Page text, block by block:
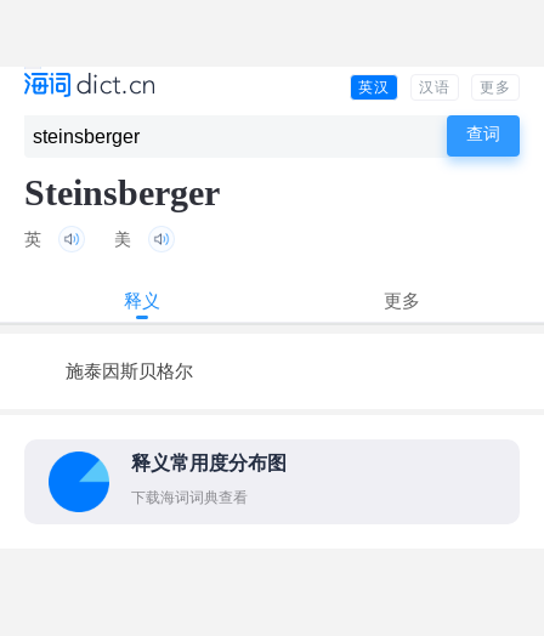
英汉 汉语 更多
Steinsberger
英 美
释义 更多
施泰因斯贝格尔
释义常用度分布图
下载海词词典查看